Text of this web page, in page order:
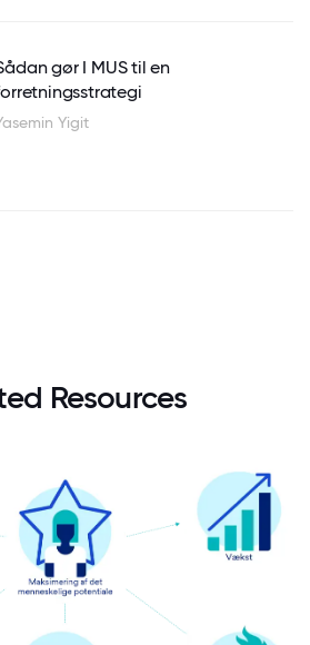
gør I MUS til en
Yigit
Resources